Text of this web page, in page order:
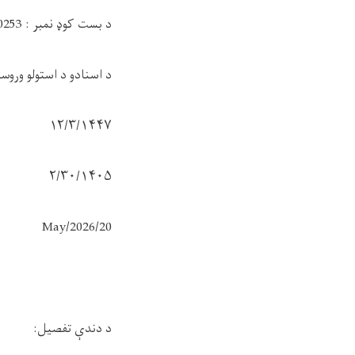
د بست کوډ نمبر : HR@0253
د اسنادو د استولو
١۴۴۷/١٢/٣
۱۴۰۵/٢/٣٠
2026/20/May
د دندې تفصیل: